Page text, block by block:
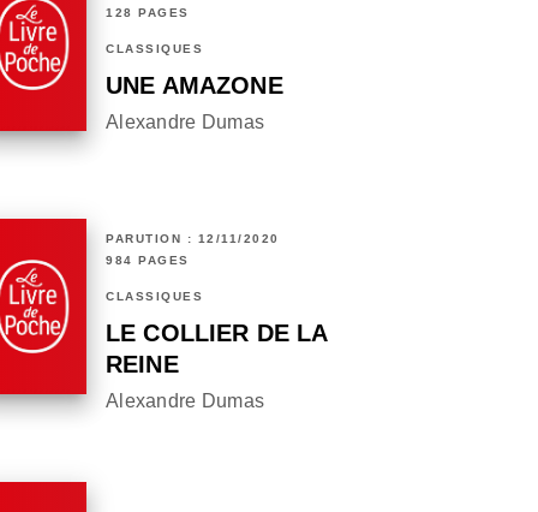
128 PAGES
CLASSIQUES
UNE AMAZONE
Alexandre Dumas
PARUTION : 12/11/2020
984 PAGES
CLASSIQUES
LE COLLIER DE LA
REINE
Alexandre Dumas